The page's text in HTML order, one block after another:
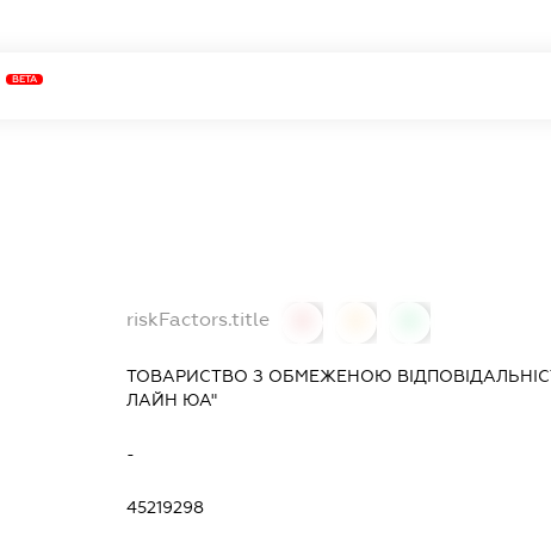
BETA
riskFactors.title
ТОВАРИСТВО З ОБМЕЖЕНОЮ
ЛАЙН ЮА"
-
45219298